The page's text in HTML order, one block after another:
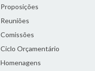
Proposições
Reuniões
Comissões
Ciclo Orçamentário
Homenagens